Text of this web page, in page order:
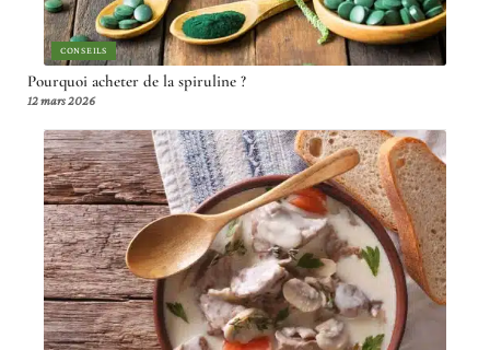
CONSEILS
Pourquoi acheter de la spiruline ?
12 mars 2026